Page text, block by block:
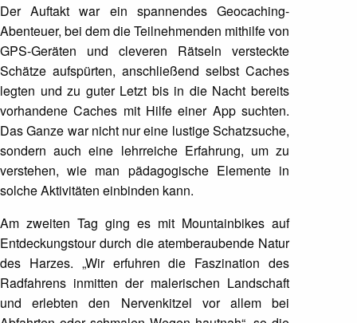
Der Auftakt war ein spannendes Geocaching-
Abenteuer, bei dem die Teilnehmenden mithilfe von
GPS-Geräten und cleveren Rätseln versteckte
Schätze aufspürten, anschließend selbst Caches
legten und zu guter Letzt bis in die Nacht bereits
vorhandene Caches mit Hilfe einer App suchten.
Das Ganze war nicht nur eine lustige Schatzsuche,
sondern auch eine lehrreiche Erfahrung, um zu
verstehen, wie man pädagogische Elemente in
solche Aktivitäten einbinden kann.
Am zweiten Tag ging es mit Mountainbikes auf
Entdeckungstour durch die atemberaubende Natur
des Harzes. „Wir erfuhren die Faszination des
Radfahrens inmitten der malerischen Landschaft
und erlebten den Nervenkitzel vor allem bei